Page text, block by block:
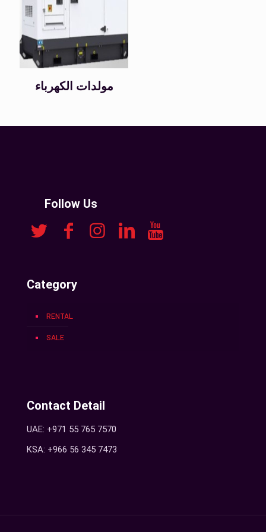
مولدات الكهرباء
Follow Us
Category
RENTAL
SALE
Contact Detail
UAE: +971 55 765 7570
KSA: +966 56 345 7473